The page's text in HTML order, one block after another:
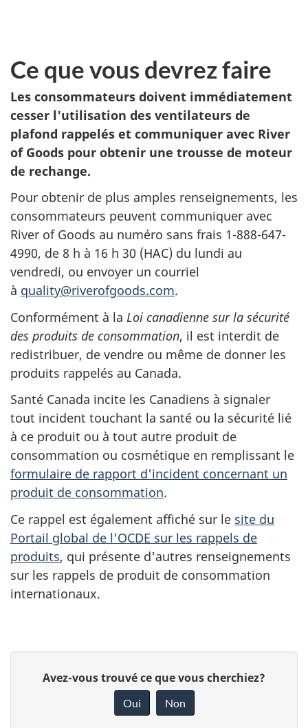
Ce que vous devrez faire
Les consommateurs doivent immédiatement
cesser l'utilisation des ventilateurs de
plafond rappelés et communiquer avec River
of Goods pour obtenir une trousse de moteur
de rechange.
Pour obtenir de plus amples renseignements, les
consommateurs peuvent communiquer avec
River of Goods au numéro sans frais 1-888-647-
4990, de 8 h à 16 h 30 (HAC) du lundi au
vendredi, ou envoyer un courriel
à quality@riverofgoods.com.
Conformément à la Loi canadienne sur la sécurité
des produits de consommation, il est interdit de
redistribuer, de vendre ou même de donner les
produits rappelés au Canada.
Santé Canada incite les Canadiens à signaler
tout incident touchant la santé ou la sécurité lié
à ce produit ou à tout autre produit de
consommation ou cosmétique en remplissant le
formulaire de rapport d'incident concernant un
produit de consommation.
Ce rappel est également affiché sur le site du
Portail global de l'OCDE sur les rappels de
produits, qui présente d'autres renseignements
sur les rappels de produit de consommation
internationaux.
Avez-vous trouvé ce que vous cherchiez?
Oui Non